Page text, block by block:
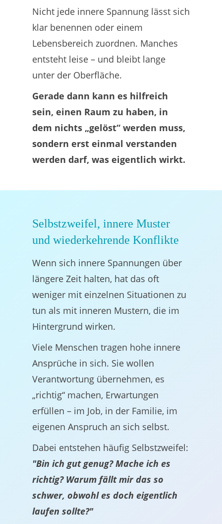
Nicht jede innere Spannung lässt sich
klar benennen oder einem
Lebensbereich zuordnen. Manches
entsteht leise – und bleibt lange
unter der Oberfläche.
Gerade dann kann es hilfreich
sein, einen Raum zu haben, in
dem nichts „gelöst“ werden muss,
sondern erst einmal verstanden
werden darf, was eigentlich wirkt.
Selbstzweifel, innere Muster
und wiederkehrende Konflikte
Wenn sich innere Spannungen über
längere Zeit halten, hat das oft
weniger mit einzelnen Situationen zu
tun als mit inneren Mustern, die im
Hintergrund wirken.
Viele Menschen tragen hohe innere
Ansprüche in sich. Sie wollen
Verantwortung übernehmen, es
„richtig“ machen, Erwartungen
erfüllen – im Job, in der Familie, im
eigenen Anspruch an sich selbst.
Dabei entstehen häufig Selbstzweifel:
"Bin ich gut genug? Mache ich es
richtig? Warum fällt mir das so
schwer, obwohl es doch eigentlich
laufen sollte?"